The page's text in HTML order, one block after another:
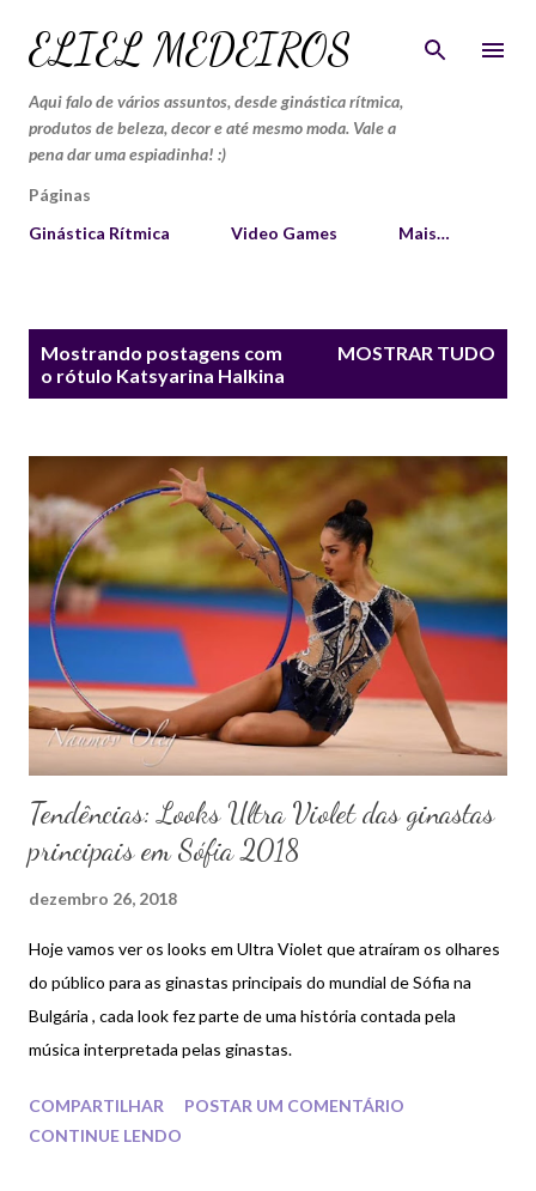
Pular para o conteúdo principal
ELIEL MEDEIROS
Aqui falo de vários assuntos, desde ginástica rítmica,
produtos de beleza, decor e até mesmo moda. Vale a
pena dar uma espiadinha! :)
Páginas
Ginástica Rítmica
Video Games Mais…
Mostrando postagens com
o rótulo Katsyarina Halkina
MOSTRAR TUDO
Tendências: Looks Ultra Violet das ginastas
principais em Sófia 2018
dezembro 26, 2018
Hoje vamos ver os looks em Ultra Violet que atraíram os olhares
do público para as ginastas principais do mundial de Sófia na
Bulgária , cada look fez parte de uma história contada pela
música interpretada pelas ginastas.
COMPARTILHAR
POSTAR UM COMENTÁRIO
CONTINUE LENDO